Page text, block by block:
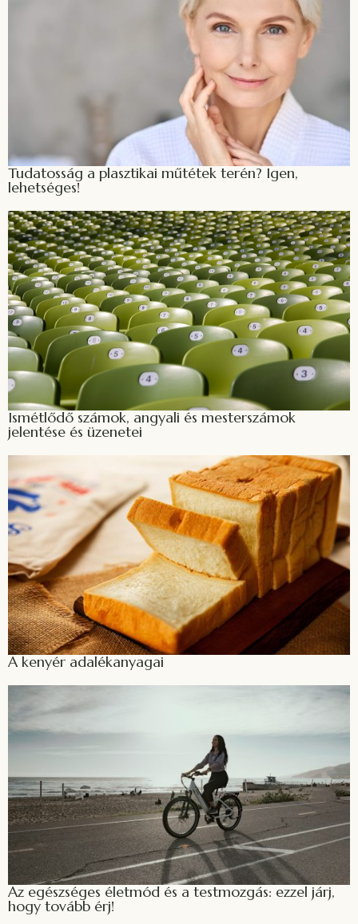
Tudatosság a plasztikai műtétek terén? Igen,
lehetséges!
Ismétlődő számok, angyali és mesterszámok
jelentése és üzenetei
A kenyér adalékanyagai
Az egészséges életmód és a testmozgás: ezzel járj,
hogy tovább érj!